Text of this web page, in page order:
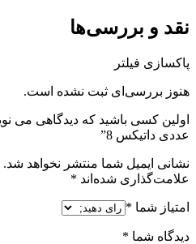
نقد و بررسی‌ها
پاکسازی فیلتر
هنوز بررسی‌ای ثبت نشده است.
عددی داتیکس 8”
نشانی ایمیل شما منتشر نخواهد شد.
علامت‌گذاری شده‌اند *
امتیاز شما *
دیدگاه شما *